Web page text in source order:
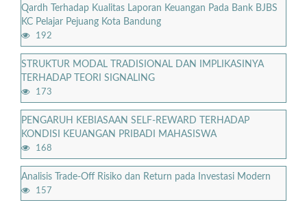
Qardh Terhadap Kualitas Laporan Keuangan Pada Bank BJBS
KC Pelajar Pejuang Kota Bandung
192
STRUKTUR MODAL TRADISIONAL DAN IMPLIKASINYA
TERHADAP TEORI SIGNALING
173
PENGARUH KEBIASAAN SELF-REWARD TERHADAP
KONDISI KEUANGAN PRIBADI MAHASISWA
168
Analisis Trade-Off Risiko dan Return pada Investasi Modern
157